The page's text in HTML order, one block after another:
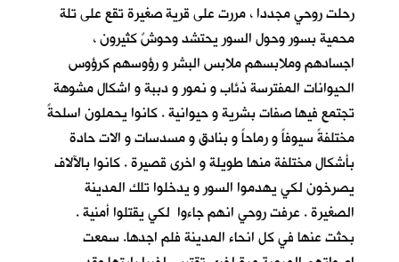
رحلت روحي مجددا ، مررت على قرية صغيرة تقع على تلة
محمية بسور وحول السور يحتشد وحوشٌ كثيرون ،
اجسادهم وملابسهم ملابس البشر و رؤوسهم كرؤوس
الحيوانات المفترسة ذئاب و نمور و دببة و اشكال مشوهة
تجتمع فيها صفات بشرية و حيوانية . كانوا يحملون اسلحةً
مختلفةً سيوفاً و رماحاً و بنادق و مسدسات و الات حادة
بأشكال مختلفة منها طويلة و اخرى قصيرة . كانوا بالآلاف
يصرخون لكي يهدموا السور و يدخلوا تلك المدينة
الصغيرة . عرفت روحي انهم جاءوا لكي يقتلوا أمنية .
بحثت عنها في كل انحاء المدينة فلم اجدها. سمعت